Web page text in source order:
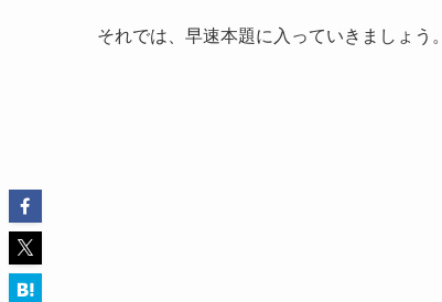
それでは、早速本題に入っていきましょう。